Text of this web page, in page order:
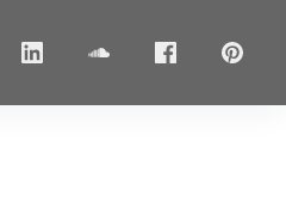
linkedin soundcloudFacebook